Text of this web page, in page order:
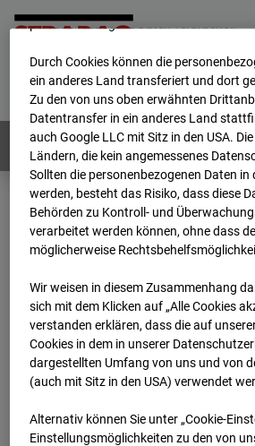
Home E-Mail Impressum
Deutsch / English
Webcams: Alle Länder
Home
Deutschland
BC-120 - BV W2 Campus BT
2024
07:46
BC-120 - BV
Campus BT 1-
Stuttgart
personenbezogene Daten verarbeitet.
Durch Cookies können die
ein anderes Land transferiert und dort
Zu den von uns oben erwähnten
Datentransfer in ein anderes Land
auch Google LLC mit Sitz in den USA.
Ländern, die kein angemessenes
Sollten die personenbezogenen Daten in
werden, besteht das Risiko, dass diese
Behörden zu Kontroll- und
verarbeitet werden können, ohne dass
möglicherweise
Wir weisen in diesem Zusammenhang
sich mit dem Klicken auf „Alle Cookies
ver­standen erklären, dass die auf
Cookies in dem in unserer
dargestellten Umfang von uns und von
(auch mit Sitz in den USA) verwendet
Alternativ können Sie unter „Cookie-
Einstellungsmöglichkeiten zu den von